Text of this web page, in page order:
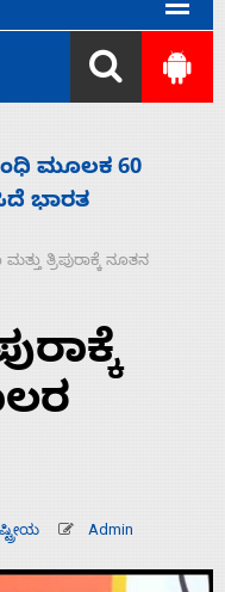
ಸದನ ನಡೆಸಲು
ತ್ರಿಪುರಾಕ್ಕೆ ನೂತನ
Admin